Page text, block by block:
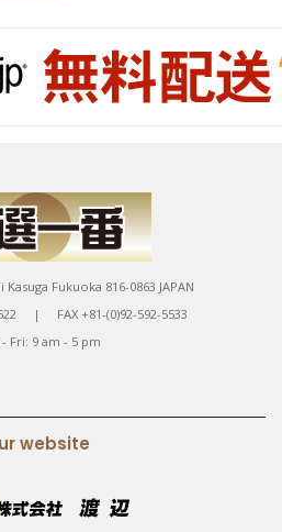
Fukuoka 816-0863 JAPAN
| FAX +81-(0)92-592-5533
Fri: 9 am - 5 pm
website